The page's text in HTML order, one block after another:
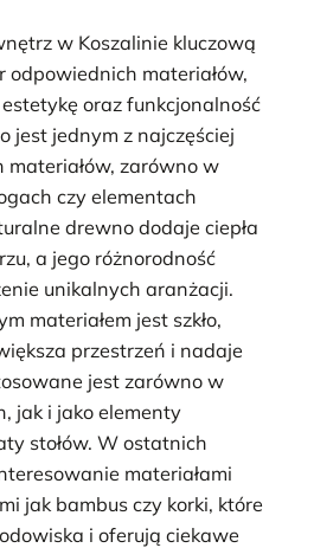
w Koszalinie kluczową
odpowiednich materiałów,
oraz funkcjonalność
jest jednym z najczęściej
zarówno w
czy elementach
drewno dodaje ciepła
a jego różnorodność
unikalnych aranżacji.
materiałem jest szkło,
przestrzeń i nadaje
jest zarówno w
jak i jako elementy
stołów. W ostatnich
materiałami
jak bambus czy korki, które
i oferują ciekawe